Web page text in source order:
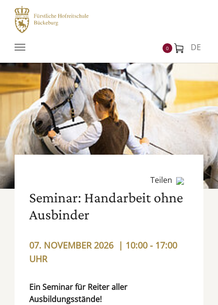
Zum Hauptinhalt springen
DE
0
Teilen
Seminar: Handarbeit ohne
Ausbinder
07. NOVEMBER 2026 | 10:00 - 17:00
UHR
Ein Seminar für Reiter aller
Ausbildungsstände!